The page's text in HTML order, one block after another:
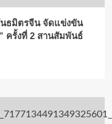
ธมิตรจีน จัดแข่งขัน
ครั้งที่ 2 สานสัมพันธ์